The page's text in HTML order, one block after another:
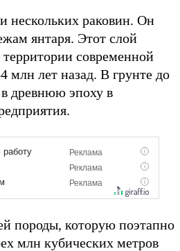
нескольких раковин. Он
янтаря. Этот слой
современной
млн лет назад. В грунте до
древнюю эпоху в
породы, которую поэтапно
млн кубических метров